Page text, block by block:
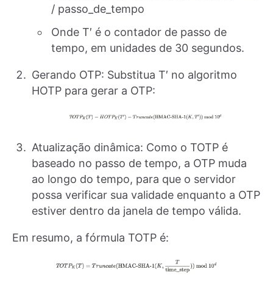
/ passo_de_tempo
Onde T′ é o contador de passo de
tempo, em unidades de 30 segundos.
Gerando OTP: Substitua T′ no algoritmo
HOTP para gerar a OTP:
Atualização dinâmica: Como o TOTP é
baseado no passo de tempo, a OTP muda
ao longo do tempo, para que o servidor
possa verificar sua validade enquanto a OTP
estiver dentro da janela de tempo válida.
Em resumo, a fórmula TOTP é: